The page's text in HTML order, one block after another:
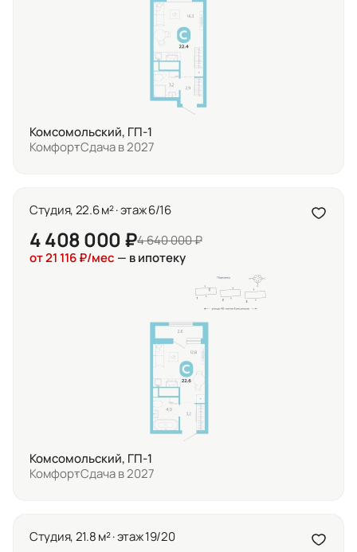
Комсомольский, ГП-1
КомфортСдача в 2027
Студия, 22.6 м² · этаж 6/16
4 408 000 ₽4 640 000 ₽
от 21 116 ₽/мес — в ипотеку
Комсомольский, ГП-1
КомфортСдача в 2027
Студия, 21.8 м² · этаж 19/20